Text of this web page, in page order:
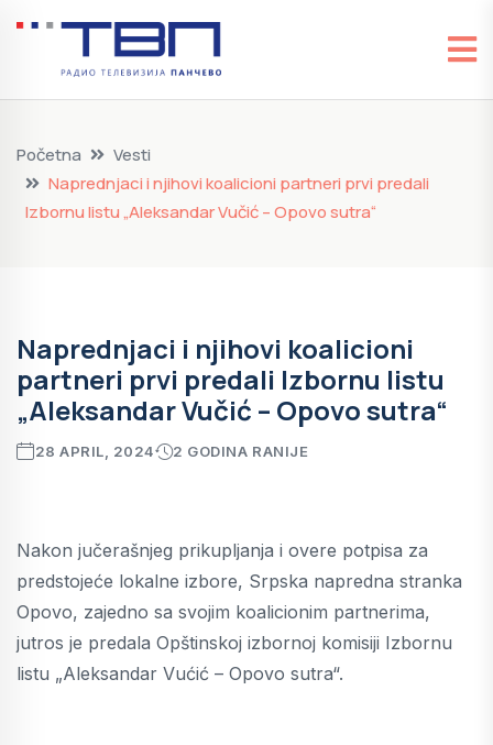
Početna
Vesti
Naprednjaci i njihovi koalicioni partneri prvi predali
Izbornu listu „Aleksandar Vučić – Opovo sutra“
Naprednjaci i njihovi koalicioni
partneri prvi predali Izbornu listu
„Aleksandar Vučić – Opovo sutra“
28 APRIL, 2024 2 GODINA RANIJE
Nakon jučerašnjeg prikupljanja i overe potpisa za
predstojeće lokalne izbore, Srpska napredna stranka
Opovo, zajedno sa svojim koalicionim partnerima,
jutros je predala Opštinskoj izbornoj komisiji Izbornu
listu „Aleksandar Vućić – Opovo sutra“.